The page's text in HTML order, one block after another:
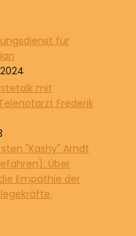
für
mit
Frederik
"Kashy" Arndt
Über
Empathie der